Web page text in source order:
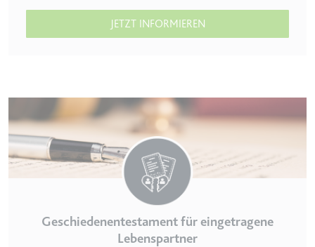
JETZT INFORMIEREN
Geschiedenentestament für eingetragene
Lebenspartner